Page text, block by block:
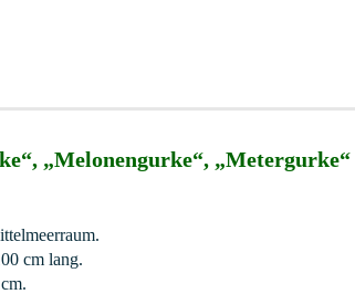
„Melonengurke“, „Metergurke“
cm lang.